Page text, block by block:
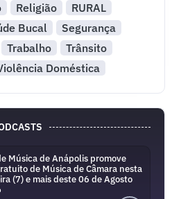
Religião
RURAL
Bucal
Segurança
Trabalho
Trânsito
Doméstica
Música de Anápolis promove
de Música de Câmara nesta
(7) e mais deste 06 de Agosto